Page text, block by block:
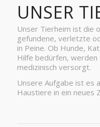
UNSER
Unser Tierheim ist die
gefundene, verletzte
in Peine. Ob Hunde,
Hilfe bedürfen,
medizinisch versorgt.
Unsere Aufgabe ist es
Haustiere in ein neues